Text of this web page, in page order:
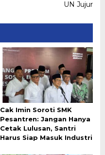
UN Jujur
Cak Imin Soroti SMK
Pesantren: Jangan Hanya
Cetak Lulusan, Santri
Harus Siap Masuk Industri